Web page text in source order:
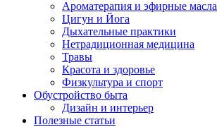
Ароматерапия и эфирные масла
Цигун и Йога
Дыхательные практики
Нетрадиционная медицина
Травы
Красота и здоровье
Физкультура и спорт
Обустройство быта
Дизайн и интерьер
Полезные статьи